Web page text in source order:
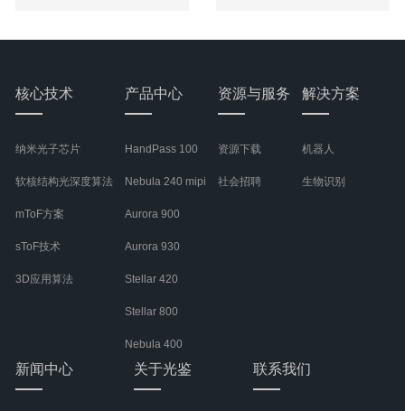
核心技术
纳米光子芯片
软核结构光深度算法
mToF方案
sToF技术
3D应用算法
产品中心
HandPass 100
Nebula 240 mipi
Aurora 900
Aurora 930
Stellar 420
Stellar 800
Nebula 400
资源与服务
资源下载
社会招聘
解决方案
机器人
生物识别
新闻中心 关于光鉴 联系我们